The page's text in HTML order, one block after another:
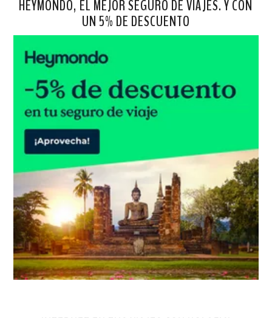
HEYMONDO, EL MEJOR SEGURO DE VIAJES. Y CON
UN 5% DE DESCUENTO